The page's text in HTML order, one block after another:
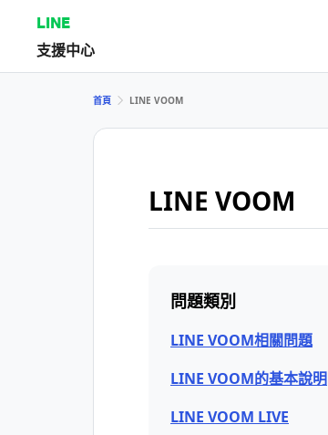
LINE
支援中心
首頁 LINE VOOM
LINE VOOM
問題類別
LINE VOOM相關問題
LINE VOOM的基本說明
LINE VOOM LIVE